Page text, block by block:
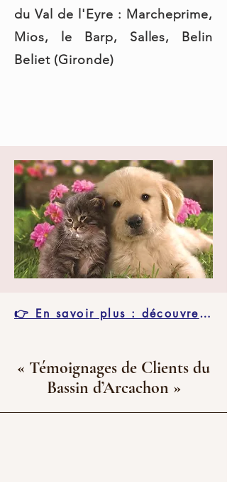
du Val de l'Eyre : Marcheprime,
Mios, le Barp, Salles, Belin
Beliet (Gironde)
👉 En savoir plus : découvrez mon blog consacré à la communication animale
« Témoignages de Clients du
Bassin d’Arcachon »